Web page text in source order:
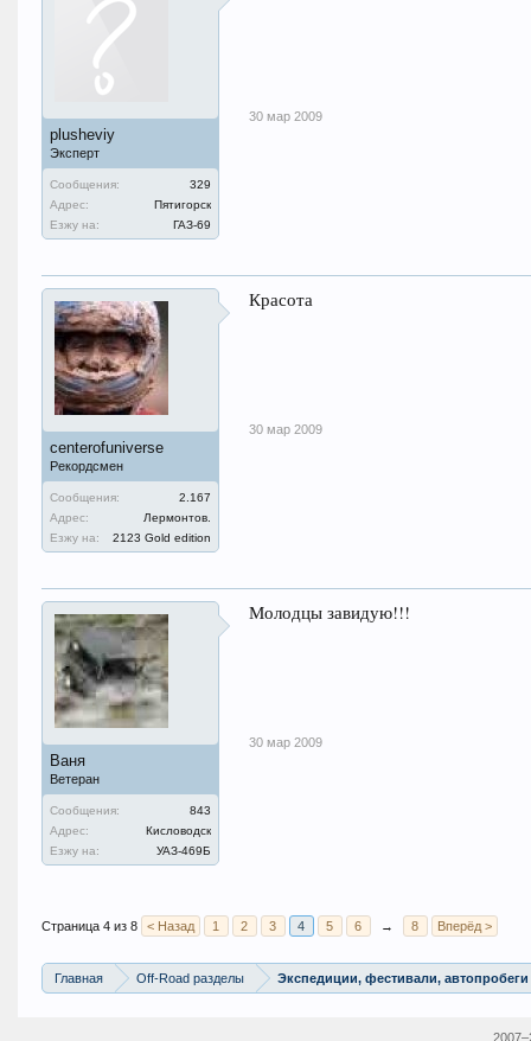
plusheviy
Эксперт
Сообщения:
329
Адрес:
Пятигорск
Езжу на:
ГАЗ-69
30 мар 2009
centerofuniverse
Рекордсмен
Сообщения:
2.167
Адрес:
Лермонтов.
Езжу на:
2123 Gold edition
Красота
30 мар 2009
Ваня
Ветеран
Сообщения:
843
Адрес:
Кисловодск
Езжу на:
УАЗ-469Б
Молодцы завидую!!!
30 мар 2009
Страница 4 из 8 < Назад 1 2 3 4 5 6 → 8 Вперёд >
Главная Off-Road разделы Экспедиции, фестивали, автопробеги
2007–